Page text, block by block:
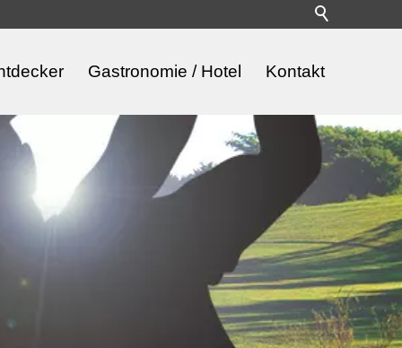
Gastronomie / Hotel Kontakt